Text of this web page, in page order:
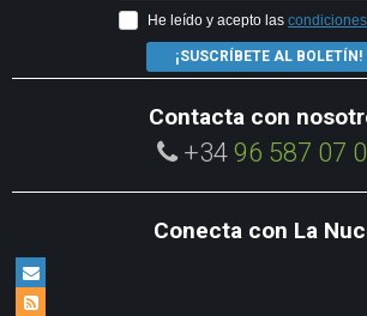
He leído y acepto las
¡SUSCRÍBETE AL BOLETÍN!
Contacta con
+34 96 587 07
Conecta con La